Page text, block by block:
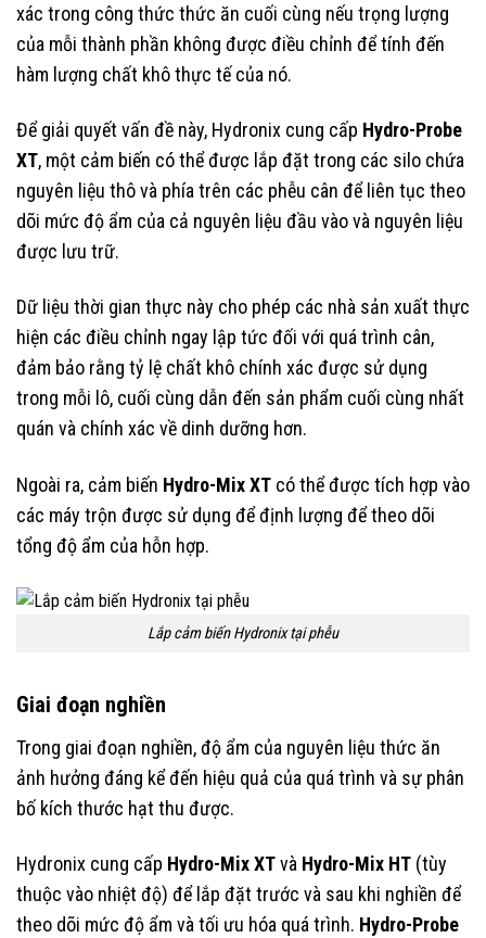
xác trong công thức thức ăn cuối cùng nếu trọng lượng
của mỗi thành phần không được điều chỉnh để tính đến
hàm lượng chất khô thực tế của nó.
Để giải quyết vấn đề này, Hydronix cung cấp Hydro-Probe
XT, một cảm biến có thể được lắp đặt trong các silo chứa
nguyên liệu thô và phía trên các phễu cân để liên tục theo
dõi mức độ ẩm của cả nguyên liệu đầu vào và nguyên liệu
được lưu trữ.
Dữ liệu thời gian thực này cho phép các nhà sản xuất thực
hiện các điều chỉnh ngay lập tức đối với quá trình cân,
đảm bảo rằng tỷ lệ chất khô chính xác được sử dụng
trong mỗi lô, cuối cùng dẫn đến sản phẩm cuối cùng nhất
quán và chính xác về dinh dưỡng hơn.
Ngoài ra, cảm biến Hydro-Mix XT có thể được tích hợp vào
các máy trộn được sử dụng để định lượng để theo dõi
tổng độ ẩm của hỗn hợp.
Lắp cảm biến Hydronix tại phễu
Giai đoạn nghiền
Trong giai đoạn nghiền, độ ẩm của nguyên liệu thức ăn
ảnh hưởng đáng kể đến hiệu quả của quá trình và sự phân
bố kích thước hạt thu được.
Hydronix cung cấp Hydro-Mix XTvà Hydro-Mix HT (tùy
thuộc vào nhiệt độ) để lắp đặt trước và sau khi nghiền để
theo dõi mức độ ẩm và tối ưu hóa quá trình. Hydro-Probe